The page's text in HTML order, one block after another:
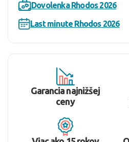
Dovolenka Rhodos 2026
Last minute Rhodos 2026
Garancia najnižšej
ceny